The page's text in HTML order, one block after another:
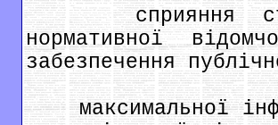
сприяння
нормативної
забезпечення
максимальної